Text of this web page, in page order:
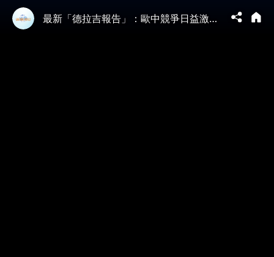
最新「德拉吉報告」：歐中競爭日益激烈｜ #新聞快報